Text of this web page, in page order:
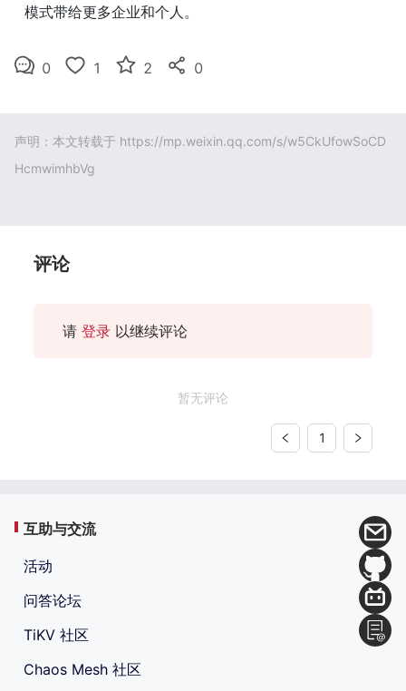
模式带给更多企业和个人。
0 1 2 0
声明：本文转载于 https://mp.weixin.qq.com/s/w5CkUfowSoCD
HcmwimhbVg
评论
请 登录 以继续评论
暂无评论
1
互助与交流
活动
问答论坛
TiKV 社区
Chaos Mesh 社区